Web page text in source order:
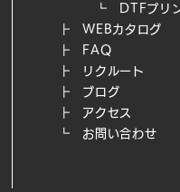
┗ DTFプリン
┣
WEB​カタログ
┣
FAQ
┣ リクルート
┣
ブログ
┣
アクセス
┗ お問い合わせ